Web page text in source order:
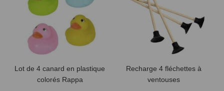
Lot de 4 canard en plastique
colorés Rappa
Recharge 4 fléchettes à
ventouses